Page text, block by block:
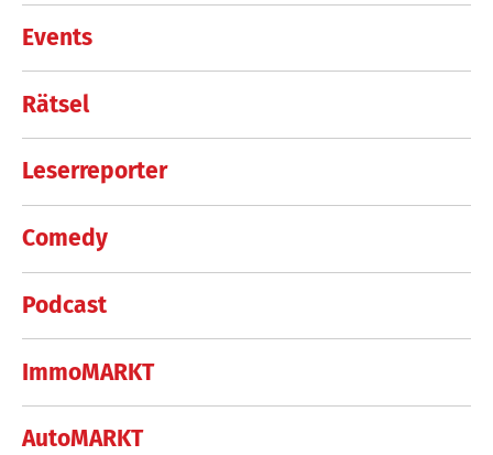
Events
Rätsel
Leserreporter
Comedy
Podcast
ImmoMARKT
AutoMARKT